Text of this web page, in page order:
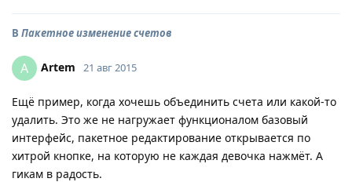
В Пакетное изменение счетов
A Artem 21 авг 2015
Ещё пример, когда хочешь объединить счета или какой-то
удалить. Это же не нагружает функционалом базовый
интерфейс, пакетное редактирование открывается по
хитрой кнопке, на которую не каждая девочка нажмёт. А
гикам в радость.